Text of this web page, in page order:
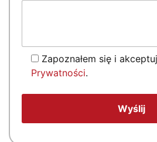
Zapoznałem się i
Prywatności.